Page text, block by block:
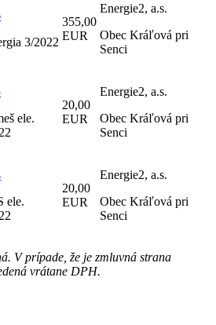
3/2022
355,00
EUR
Energie2, a.s.
Obec Kráľová pri
Senci
ele.
20,00
EUR
Energie2, a.s.
Obec Kráľová pri
Senci
ele.
20,00
EUR
Energie2, a.s.
Obec Kráľová pri
Senci
V prípade, že je zmluvná strana
vrátane DPH.